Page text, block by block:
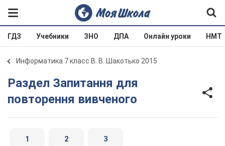
ГДЗ Учебники ЗНО ДПА Онлайн уроки НМТ
Информатика 7 класс В. В. Шакотько 2015
Раздел Запитання для
повторення вивченого
1 2 3